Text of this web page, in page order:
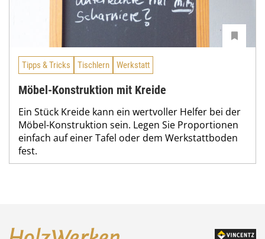
Tipps & Tricks Tischlern Werkstatt
Möbel-Konstruktion mit Kreide
Ein Stück Kreide kann ein wertvoller Helfer bei der
Möbel-Konstruktion sein. Legen Sie Proportionen
einfach auf einer Tafel oder dem Werkstattboden
fest.